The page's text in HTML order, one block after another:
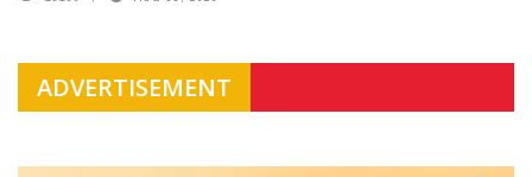
ADVERTISEMENT